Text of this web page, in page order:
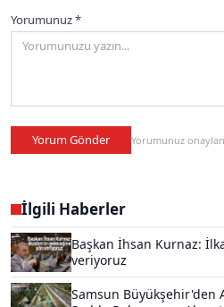
Yorumunuz *
Yorum Gönder Yorumunuz
İlgili Haberler
Başkan İhsan Kurnaz:
veriyoruz
Samsun Büyükşehir'den